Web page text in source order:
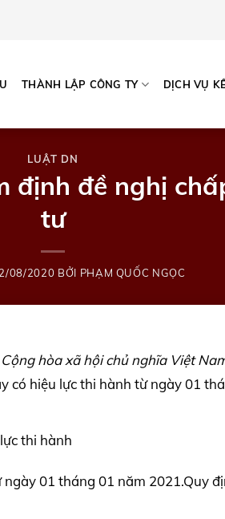
THÀNH LẬP CÔNG TY DỊCH VỤ
LUẬT DN
định đề nghị
tư
08/2020 BỞI PHẠM QUỐC NGỌC
hòa xã hội chủ nghĩa Việt
có hiệu lực thi hành từ ngày 01
thi hành
01 tháng 01 năm 2021.Quy